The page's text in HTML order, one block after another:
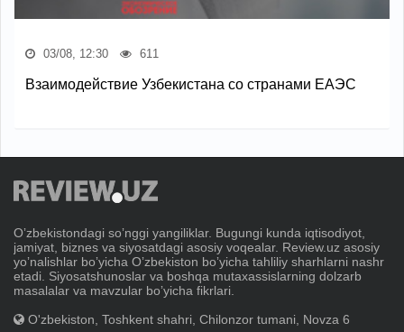
03/08, 12:30 611
Взаимодействие Узбекистана со странами ЕАЭС
Oʼzbekistondagi soʼnggi yangiliklar. Bugungi kunda iqtisodiyot,
jamiyat, biznes va siyosatdagi asosiy voqealar. Review.uz asosiy
yoʼnalishlar boʼyicha Oʼzbekiston boʼyicha tahliliy sharhlarni nashr
etadi. Siyosatshunoslar va boshqa mutaxassislarning dolzarb
masalalar va mavzular boʼyicha fikrlari.
O'zbekiston, Toshkent shahri, Chilonzor tumani, Novza 6